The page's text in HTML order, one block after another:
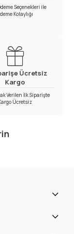
Seçenekleri ile
Kolaylığı
Ücretsiz
Kargo
Verilen İlk Siparişte
Ücretsiz